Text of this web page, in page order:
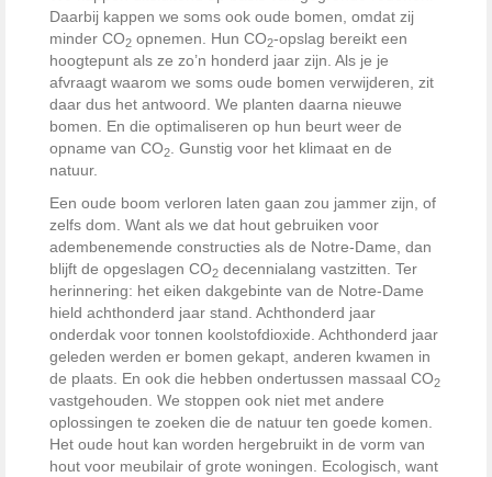
Daarbij kappen we soms ook oude bomen, omdat zij
minder CO2 opnemen. Hun CO2-opslag bereikt een
hoogtepunt als ze zo’n honderd jaar zijn. Als je je
afvraagt waarom we soms oude bomen verwijderen, zit
daar dus het antwoord. We planten daarna nieuwe
bomen. En die optimaliseren op hun beurt weer de
opname van CO2
. Gunstig voor het klimaat en de
natuur.
Een oude boom verloren laten gaan zou jammer zijn, of
zelfs dom. Want als we dat hout gebruiken voor
adembenemende constructies als de Notre-Dame, dan
blijft de opgeslagen CO2 decennialang vastzitten. Ter
herinnering: het eiken dakgebinte van de Notre-Dame
hield achthonderd jaar stand. Achthonderd jaar
onderdak voor tonnen koolstofdioxide. Achthonderd jaar
geleden werden er bomen gekapt, anderen kwamen in
de plaats. En ook die hebben ondertussen massaal CO2
vastgehouden. We stoppen ook niet met andere
oplossingen te zoeken die de natuur ten goede komen.
Het oude hout kan worden hergebruikt in de vorm van
hout voor meubilair of grote woningen. Ecologisch, want